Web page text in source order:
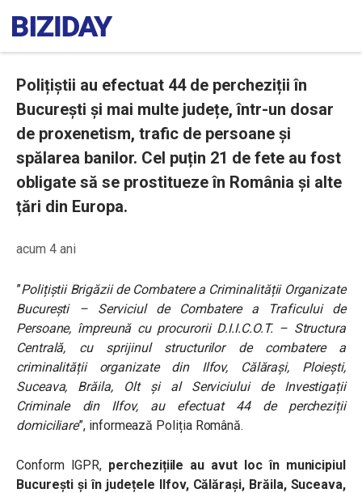
Polițiștii au efectuat 44 de percheziții în
București și mai multe județe, într-un dosar
de proxenetism, trafic de persoane și
spălarea banilor. Cel puțin 21 de fete au fost
obligate să se prostitueze în România și alte
țări din Europa.
acum 4 ani
”Polițiștii Brigăzii de Combatere a Criminalității Organizate
București – Serviciul de Combatere a Traficului de
Persoane, împreună cu procurorii D.I.I.C.O.T. – Structura
Centrală, cu sprijinul structurilor de combatere a
criminalității organizate din Ilfov, Călărași, Ploiești,
Suceava, Brăila, Olt și al Serviciului de Investigații
Criminale din Ilfov, au efectuat 44 de percheziții
domiciliare”, informează Poliția Română.
Conform IGPR, perchezițiile au avut loc în municipiul
București și în județele Ilfov, Călărași, Brăila, Suceava,